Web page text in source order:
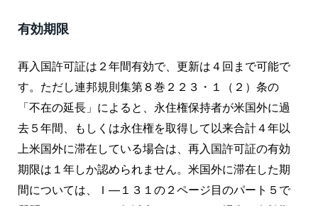
有効期限
再入国許可証は２年間有効で、更新は４回まで可能で
す。ただし連邦規則集第８巻２２３・１（２）条の
「不在の延長」によると、永住権保持者が米国外に過
去５年間、もしくは永住権を取得して以来合計４年以
上米国外に滞在している場合は、再入国許可証の有効
期限は１年しか認められません。米国外に滞在した期
間については、Ｉ―１３１の２ページ目のパート５で